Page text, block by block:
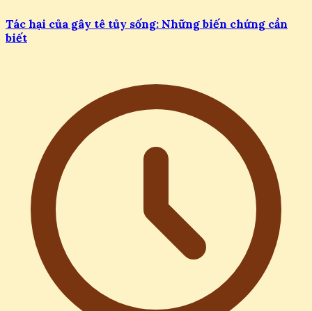
Tác hại của gây tê tủy sống: Những biến chứng cần
biết